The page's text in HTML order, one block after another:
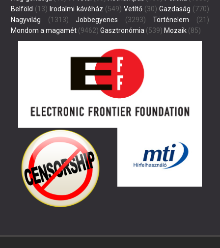
Belföld (13) Irodalmi kávéház (549) Vetítő(30) Gazdaság (770)
Nagyvilág (1313) Jobbegyenes (3293) Történelem (21)
Mondom a magamét (9462) Gasztronómia (539) Mozaik (85)